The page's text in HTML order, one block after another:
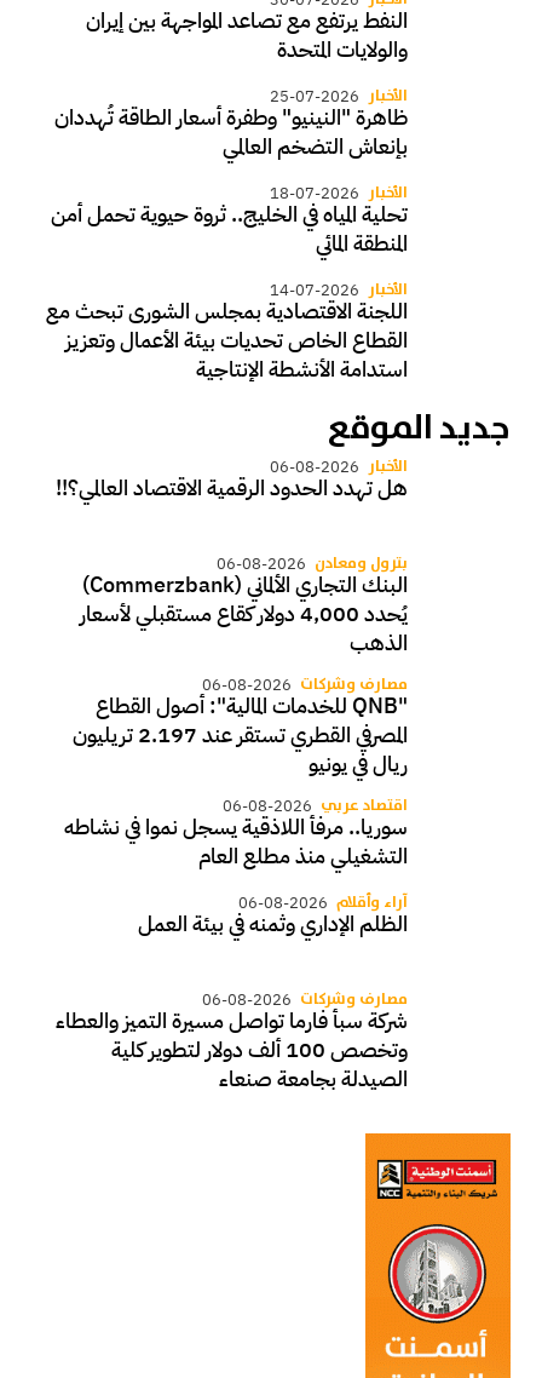
النفط يرتفع مع تصاعد المواجهة بين إيران
والولايات المتحدة
الأخبار 25-07-2026
ظاهرة "النينيو" وطفرة أسعار الطاقة تُهددان
بإنعاش التضخم العالمي
الأخبار 18-07-2026
تحلية المياه في الخليج.. ثروة حيوية تحمل أمن
المنطقة المائي
الأخبار 14-07-2026
اللجنة الاقتصادية بمجلس الشورى تبحث مع
القطاع الخاص تحديات بيئة الأعمال وتعزيز
استدامة الأنشطة الإنتاجية
جديد الموقع
الأخبار 06-08-2026
هل تهدد الحدود الرقمية الاقتصاد العالمي؟!!
بترول ومعادن 06-08-2026
البنك التجاري الألماني (Commerzbank)
يُحدد 4,000 دولار كقاع مستقبلي لأسعار
الذهب
مصارف وشركات 06-08-2026
"QNB للخدمات المالية": أصول القطاع
المصرفي القطري تستقر عند 2.197 تريليون
ريال في يونيو
اقتصاد عربي 06-08-2026
سوريا.. مرفأ اللاذقية يسجل نموا في نشاطه
التشغيلي منذ مطلع العام
آراء وأقلام 06-08-2026
الظلم الإداري وثمنه في بيئة العمل
مصارف وشركات 06-08-2026
شركة سبأ فارما تواصل مسيرة التميز والعطاء
وتخصص 100 ألف دولار لتطوير كلية
الصيدلة بجامعة صنعاء